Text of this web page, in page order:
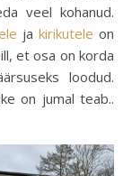
veel kohanud.
jakirikutele on
et osa on korda
loodud.
on jumal teab..